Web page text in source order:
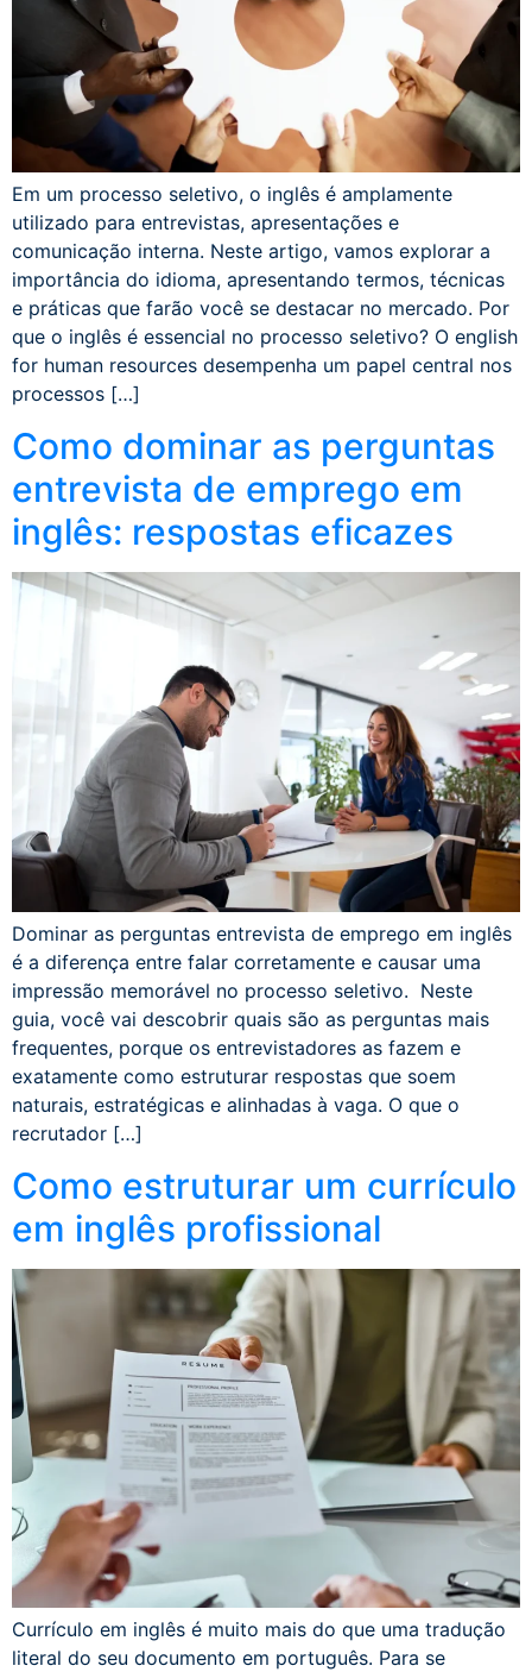
Em um processo seletivo, o inglês é amplamente
utilizado para entrevistas, apresentações e
comunicação interna. Neste artigo, vamos explorar a
importância do idioma, apresentando termos, técnicas
e práticas que farão você se destacar no mercado. Por
que o inglês é essencial no processo seletivo? O english
for human resources desempenha um papel central nos
processos […]
Como dominar as perguntas
entrevista de emprego em
inglês: respostas eficazes
Dominar as perguntas entrevista de emprego em inglês
é a diferença entre falar corretamente e causar uma
impressão memorável no processo seletivo. Neste
guia, você vai descobrir quais são as perguntas mais
frequentes, porque os entrevistadores as fazem e
exatamente como estruturar respostas que soem
naturais, estratégicas e alinhadas à vaga. O que o
recrutador […]
Como estruturar um currículo
em inglês profissional
Currículo em inglês é muito mais do que uma tradução
literal do seu documento em português. Para se